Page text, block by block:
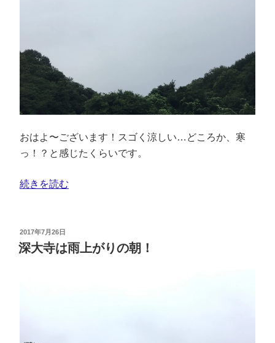
おはよ〜ございます！スゴく涼しい…どころか、寒
っ！？と感じたくらいです。
続きを読む
2017年7月26日
深大寺は雨上がりの朝！